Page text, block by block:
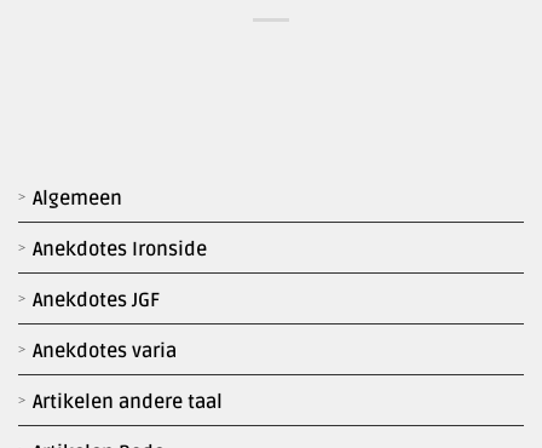
Algemeen
Anekdotes Ironside
Anekdotes JGF
Anekdotes varia
Artikelen andere taal